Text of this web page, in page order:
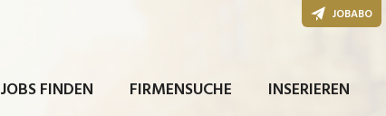
JOBS FINDEN FIRMENSUCHE INSERIEREN
JOBABO